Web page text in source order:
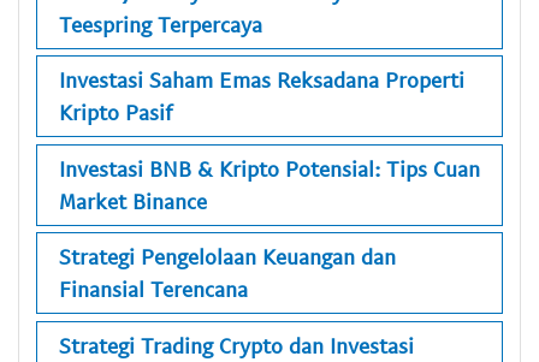
Teespring Terpercaya
Investasi Saham Emas Reksadana Properti
Kripto Pasif
Investasi BNB & Kripto Potensial: Tips Cuan
Market Binance
Strategi Pengelolaan Keuangan dan
Finansial Terencana
Strategi Trading Crypto dan Investasi